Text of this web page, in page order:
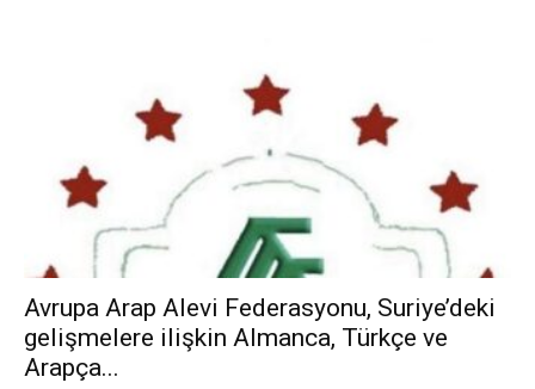
Avrupa Arap Alevi Federasyonu, Suriye’deki
gelişmelere ilişkin Almanca, Türkçe ve
Arapça...